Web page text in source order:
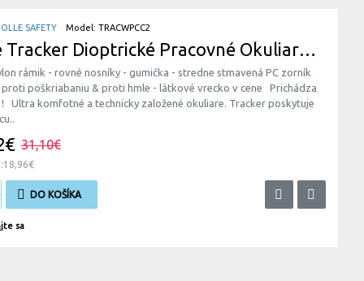
SAFETY Model: TRACWPCC2
Bolle Tracker Dioptrické Pracovné Okuliare Bledozelené
rámik - rovné nosníky - gumička - stredne stmavená PC zorník
proti poškriabaniu & proti hmle - látkové vrecko v cene Prichádza
! Ultra komfotné a technicky založené okuliare. Tracker poskytuje
31,10€
DO KOŠÍKA
sa